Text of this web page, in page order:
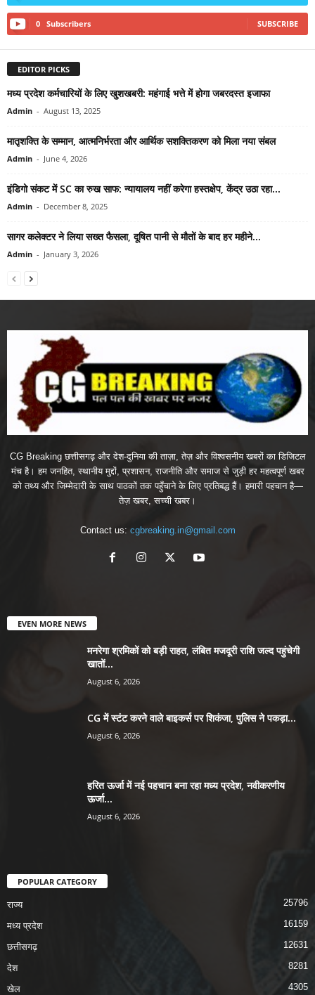
0 Subscribers SUBSCRIBE
EDITOR PICKS
मध्य प्रदेश कर्मचारियों के लिए खुशखबरी: महंगाई भत्ते में होगा जबरदस्त इजाफा
Admin - August 13, 2025
मातृशक्ति के सम्मान, आत्मनिर्भरता और आर्थिक सशक्तिकरण को मिला नया संबल
Admin - June 4, 2026
इंडिगो संकट में SC का रुख साफ: न्यायालय नहीं करेगा हस्तक्षेप, केंद्र उठा रहा...
Admin - December 8, 2025
सागर कलेक्टर ने लिया सख्त फैसला, दूषित पानी से मौतों के बाद हर महीने...
Admin - January 3, 2026
CG Breaking छत्तीसगढ़ और देश-दुनिया की ताज़ा, तेज़ और विश्वसनीय खबरों का डिजिटल
मंच है। हम जनहित, स्थानीय मुद्दों, प्रशासन, राजनीति और समाज से जुड़ी हर महत्वपूर्ण खबर
को तथ्य और जिम्मेदारी के साथ पाठकों तक पहुँचाने के लिए प्रतिबद्ध हैं। हमारी पहचान है—
तेज़ खबर, सच्ची खबर।
Contact us: cgbreaking.in@gmail.com
EVEN MORE NEWS
मनरेगा श्रमिकों को बड़ी राहत, लंबित मजदूरी राशि जल्द पहुंचेगी
खातों...
August 6, 2026
CG में स्टंट करने वाले बाइकर्स पर शिकंजा, पुलिस ने पकड़ा...
August 6, 2026
हरित ऊर्जा में नई पहचान बना रहा मध्य प्रदेश, नवीकरणीय
ऊर्जा...
August 6, 2026
POPULAR CATEGORY
राज्य 25796
मध्य प्रदेश 16159
छत्तीसगढ़ 12631
देश 8281
खेल 4305